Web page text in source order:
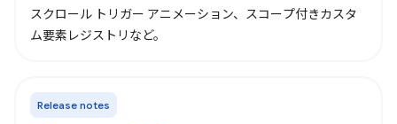
スクロール トリガー アニメーション、スコープ付きカスタ
ム要素レジストリなど。
Release notes